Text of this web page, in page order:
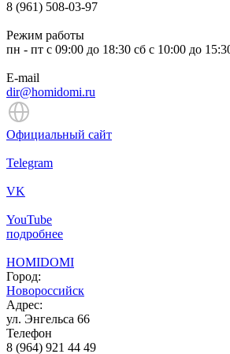
8 (961) 508-03-97
Режим работы
пн - пт с 09:00 до 18:30 сб с 10:00 до
E-mail
dir@homidomi.ru
Официальный сайт
Telegram
VK
YouTube
подробнее
HOMIDOMI
Город:
Новороссийск
Адрес:
ул. Энгельса 66
Телефон
8 (964) 921 44 49